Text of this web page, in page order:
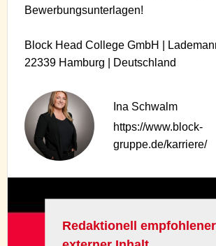
Bewerbungsunterlagen!
Block Head College GmbH |
22339 Hamburg | Deutschland
Ina Schwalm
https://www.block-
gruppe.de/karriere/
Redaktionell empfohlener